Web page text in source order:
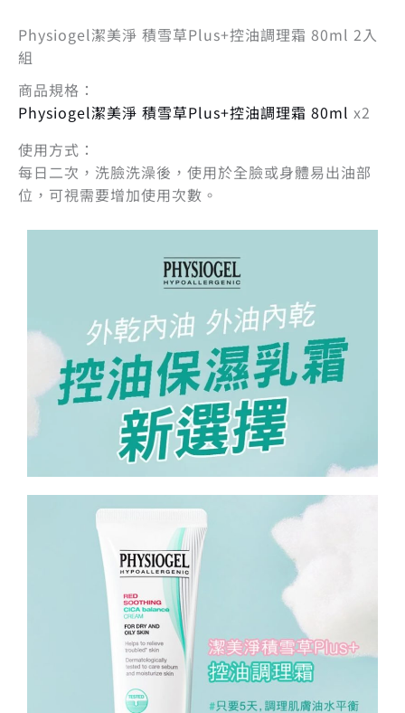
Physiogel潔美淨 積雪草Plus+控油調理霜 80ml 2入
組
商品規格：
Physiogel潔美淨 積雪草Plus+控油調理霜 80ml x2
使用方式：
每日二次，洗臉洗澡後，使用於全臉或身體易出油部
位，可視需要增加使用次數。